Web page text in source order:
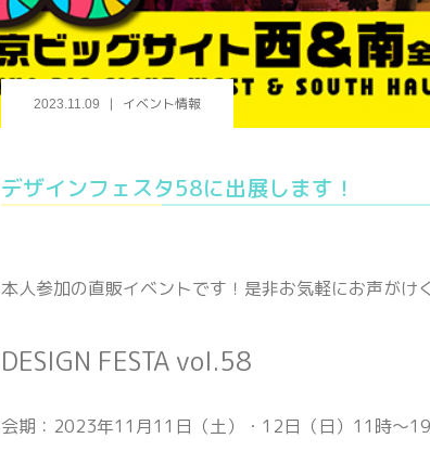
2023.11.09 イベント情報
デザインフェスタ58に出展します！
本人参加の直販イベントです！是非お気軽にお声がけ
DESIGN FESTA vol.58
会期：2023年11月11日（土）・12日（日）11時～